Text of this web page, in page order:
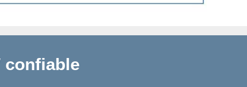
confiable